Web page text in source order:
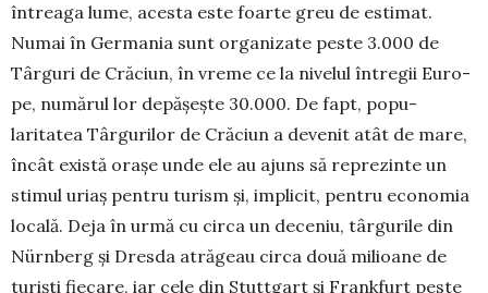
întreaga lu­me, aces­ta este foarte greu de estimat.
Numai în Ger­mania sunt orga­nizate peste 3.000 de
Târguri de Crăciun, în vre­me ce la nivelul în­tre­gii Euro­
pe, numă­rul lor depă­șește 30.000. De fapt, popu­
laritatea Târgurilor de Crăciun a devenit atât de mare,
încât exis­tă orașe unde ele au ajuns să repre­zinte un
sti­mul uriaș pentru tu­rism și, im­plicit, pentru econo­mia
locală. Deja în ur­mă cu circa un de­ceniu, târgu­rile din
Nürnberg și Dresda atrăgeau circa două milioane de
turiști fie­care, iar cele din Stuttgart și Frankfurt peste